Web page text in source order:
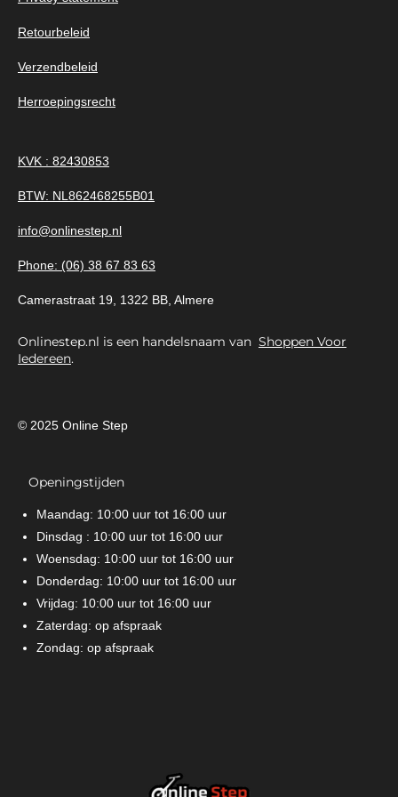
Retourbeleid
Verzendbeleid
Herroepingsrecht
KVK : 82430853
BTW: NL862468255B01
info@onlinestep.nl
Phone: (06) 38 67 83 63
Camerastraat 19, 1322 BB, Almere
Onlinestep.nl is een handelsnaam van Shoppen Voor
Iedereen.
© 2025 Online Step
Openingstijden
Maandag: 10:00 uur tot 16:00 uur
Dinsdag : 10:00 uur tot 16:00 uur
Woensdag: 10:00 uur tot 16:00 uur
Donderdag: 10:00 uur tot 16:00 uur
Vrijdag: 10:00 uur tot 16:00 uur
Zaterdag: op afspraak
Zondag: op afspraak